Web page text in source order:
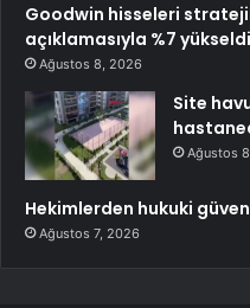
Goodwin hisseleri
açıklamasıyla %7 yükseldi
Ağustos 8, 2026
Site
Ağustos
Hekimlerden hukuki
Ağustos 7, 2026